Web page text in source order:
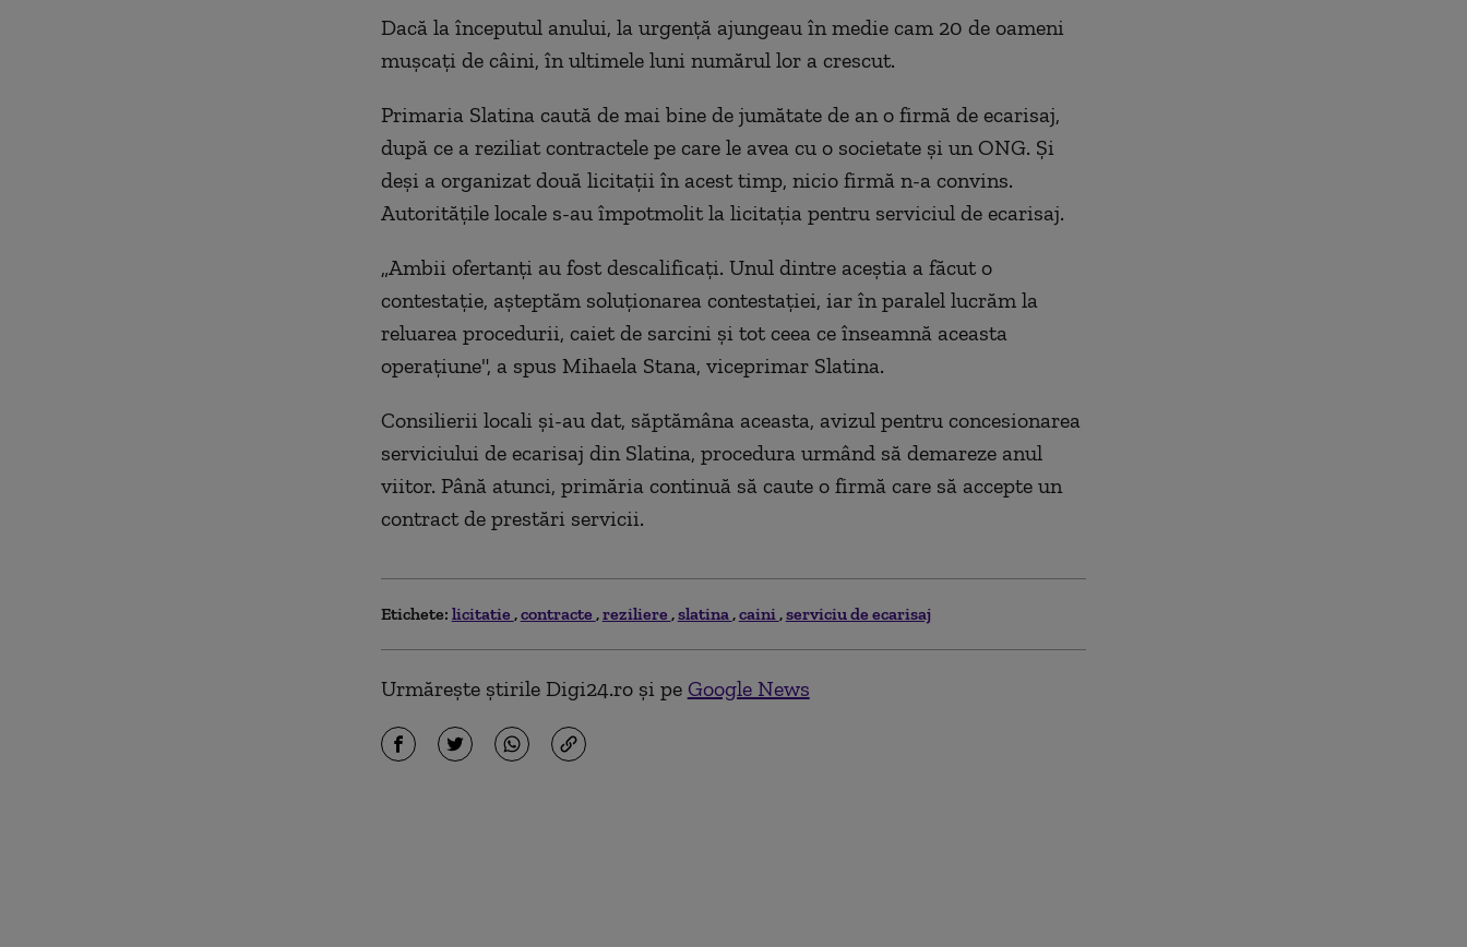
Dacă la începutul anului, la urgenţă ajungeau în medie cam 20 de oameni
muşcaţi de câini, în ultimele luni numărul lor a crescut.
Primaria Slatina caută de mai bine de jumătate de an o firmă de ecarisaj,
după ce a reziliat contractele pe care le avea cu o societate şi un ONG. Şi
deşi a organizat două licitaţii în acest timp, nicio firmă n-a convins.
Autorităţile locale s-au împotmolit la licitaţia pentru serviciul de ecarisaj.
„Ambii ofertanţi au fost descalificaţi. Unul dintre aceştia a făcut o
contestaţie, aşteptăm soluţionarea contestaţiei, iar în paralel lucrăm la
reluarea procedurii, caiet de sarcini şi tot ceea ce înseamnă aceasta
operaţiune", a spus Mihaela Stana, viceprimar Slatina.
Consilierii locali şi-au dat, săptămâna aceasta, avizul pentru concesionarea
serviciului de ecarisaj din Slatina, procedura urmând să demareze anul
viitor. Până atunci, primăria continuă să caute o firmă care să accepte un
contract de prestări servicii.
Etichete: licitatie contracte reziliere slatina caini serviciu de ecarisaj
Urmărește știrile Digi24.ro și pe Google News